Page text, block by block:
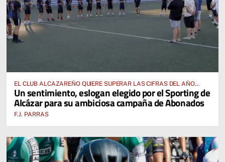
EL CLUB ALCAZAREÑO QUIERE SUPERAR LAS CIFRAS DEL AÑO
PASADO E INCLUSO DUPLICARLAS
Un sentimiento, eslogan elegido por el Sporting de
Alcázar para su ambiciosa campaña de Abonados
F.J. PARRAS